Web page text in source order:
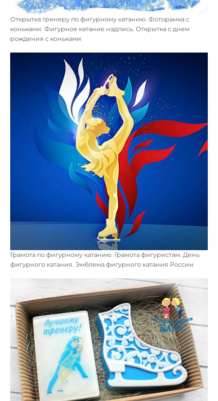
Открытка тренеру по фигурному катанию. Фоторамка с
коньками. Фигурное катание надпись. Открытка с днем
рождения с коньками
Грамота по фигурному катанию. Грамота фигуристам. День
фигурного катания. Эмблема фигурного катания России